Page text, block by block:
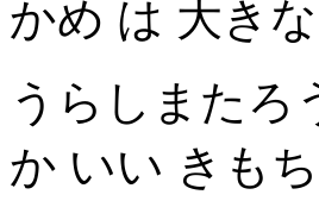
かめ は 大き
うらしまたろ
か いい きも